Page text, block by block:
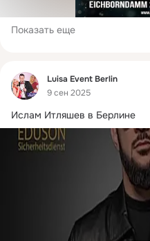
Показать еще
Фид
Luisa Event Berlin
9 сен 2025
Ислам Итляшев в Берлине